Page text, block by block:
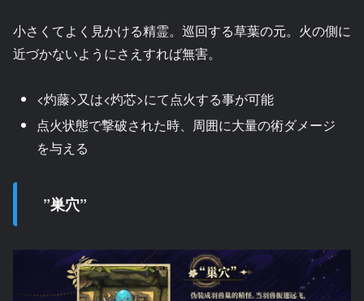
小さくてよく見かける精霊。巡回する草葉の元。火の側に
近づかないようにさえすれば無害。
<灼藤>又は<灼芯>にて点火する事が可能
点火状態で撃破された時、周囲に大量の術ダメージ
を与える
”巣穴”